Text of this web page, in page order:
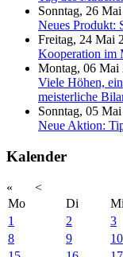
Sonntag, 26
Neues Produkt:
Freitag, 24 Mai
Kooperation im
Montag, 06 Mai
Viele Höhen,
meisterliche
Sonntag, 05
Neue Aktion:
Kalender
« <
Mo
Di Mi
1
2 3
8
9 10